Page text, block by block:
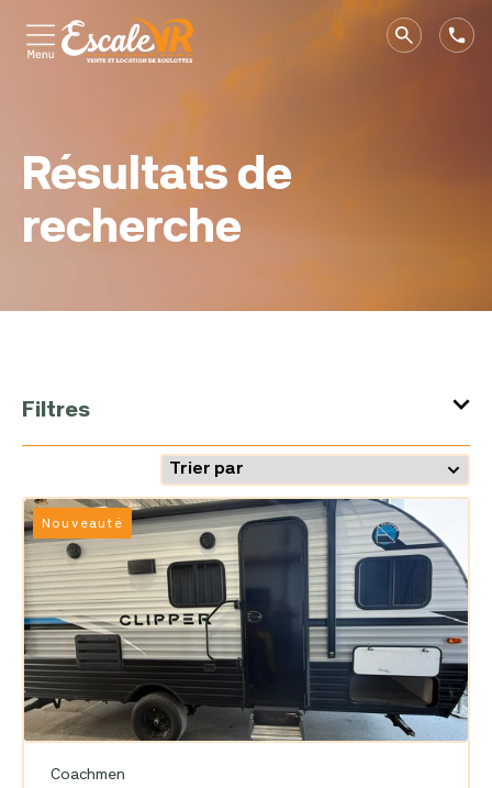
Résultats de
recherche
Filtres
Nouveauté
Coachmen